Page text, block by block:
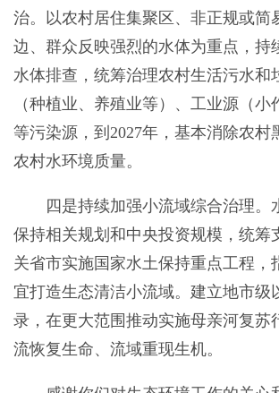
治。以农村居住集聚区、非正规或简
边、群众反映强烈的水体为重点，持
水体排查，统筹治理农村生活污水和
（种植业、养殖业等）、工业源（
等污染源，到2027年，基本消除农村
农村水环境质量。
四是持续加强小流域综合治理。
保持相关规划和中央投资规模，统筹
关省市实施国家水土保持重点工程，
宜打造生态清洁小流域。建立地市级
录，在更大范围推动实施母亲河复苏
流恢复生命、流域重现生机。